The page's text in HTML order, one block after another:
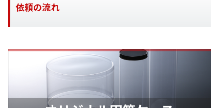
依頼の流れ